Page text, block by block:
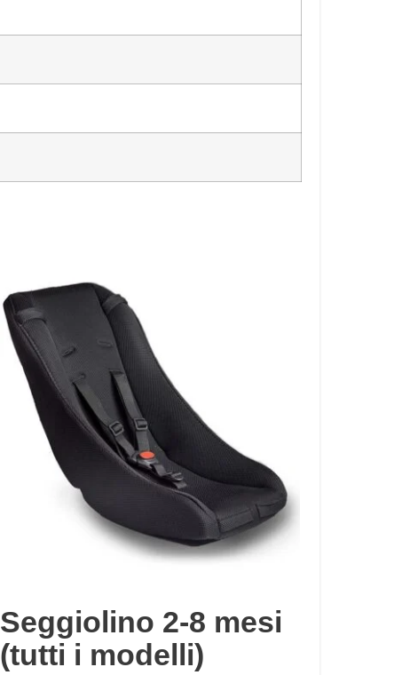
Seggiolino 2-8 mesi
(tutti i modelli)